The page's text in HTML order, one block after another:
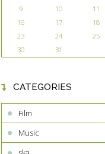
9
10 11
16
17 18
23
24 25
30
31
CATEGORIES
Film
Music